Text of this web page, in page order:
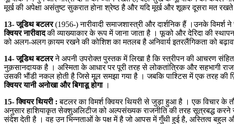
मूर्ख की अपेक्षा असंतुष्ट सुकरात होना श्रेष्ठ है और यदि मूर्ख और शूकर दूसरा मत
13- जूडिथ बटलर(1956-) नारीवादी समाजशास्त्री और दार्शनिक हैं ।उनके
क्वियर नारीवादकी व्याख्याकार के रूप में जाना जाता है । फूको और देरिदा की
को अलग-अलग क़ायम रखने की कोशिश का मतलब है अनिवार्य इतरलैंगिकता को
14- जूडिथ बटलरने अपनी उपरोक्त पुस्तक में लिखा है कि स्त्रीपन की आचरण संहिता
नुक़सानदायक है । अस्मिता के आधार पर पूरी तरह से लोकतांत्रिक और सहभागी
उसकी भौंडी नकल होती है जिसे मूल समझा गया है । जबकि पाश्टिस में एक तरह
क्वियर यानी अनोखा और बिगाडू होगा ।
15- क्वियर थियरी :बटलर का विमर्श क्वियर थियरी से जुड़ा हुआ है । एक विचार के
अनुसार हाशियाकृत सेक्शुअलिटीज को अल्पसंख्यक राजनीति की तरह सूत्रबद्ध करने
संदेश देती है । वह उन भिन्नताओं के पक्ष में है जो आपस में गुँथी हुई है, अस्तित्व बहुल